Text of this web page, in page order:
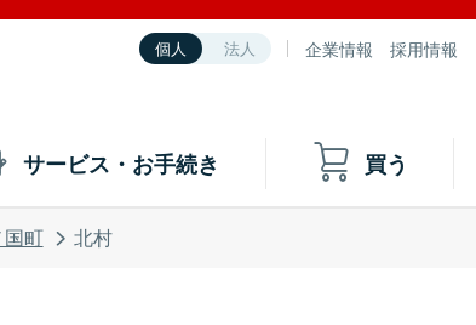
個人 法人 企業情報 採用情報
サービス・お手続き 買う
町 北村